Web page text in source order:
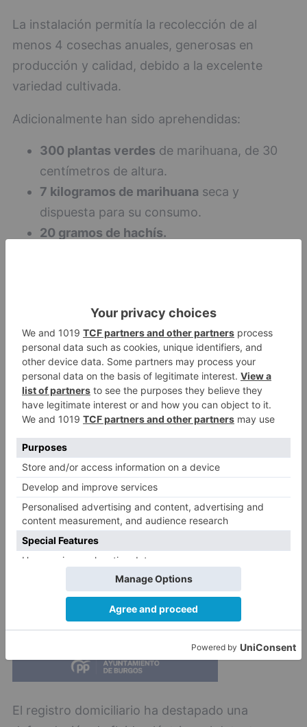
La instalación permitía la recolección de al
menos 4 cosechas anuales, generosas en
producción y calidad, debido a la excelente
variedad cultivada.
Adicionalmente han sido aprehendidas:
300 plantas verdes de marihuana, de 30
centímetros de altura.
7 kilogramos de marihuana seca y
dispuesta para su consumo.
20 gramos de hachís.
300 plantas verdesde marihuana, de 30
centímetros de altura.
300 plantas verdes
7 kilogramos de marihuanaseca y dispuesta
para su consumo.
7 kilogramos de marihuana20 gramos de
hachís.
305 euros en billetes.
Una escopeta de caza y su guía de
pertenencia.
El registro domiciliario ha destapado una